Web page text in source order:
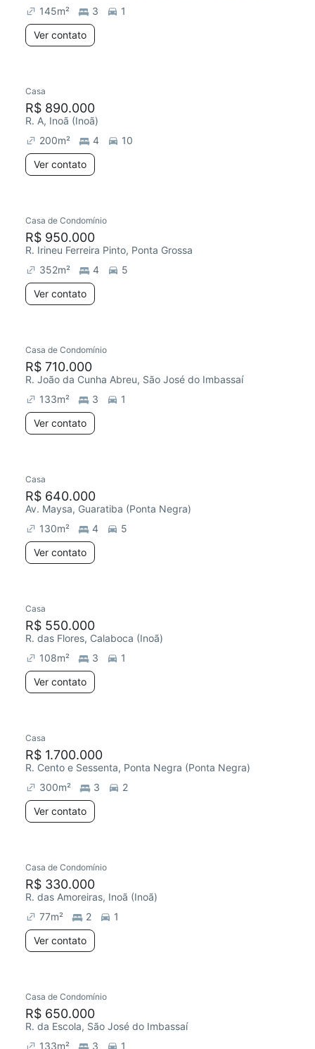
145m² 3
1
Ver contato
Casa
R$ 890.000
R. A, Inoã (Inoã)
200m² 4
10
Ver contato
Casa de Condomínio
R$ 950.000
R. Irineu Ferreira Pinto, Ponta Grossa
352m² 4
5
Ver contato
Casa de Condomínio
R$ 710.000
R. João da Cunha Abreu, São José do Imbassaí
133m² 3
1
Ver contato
Casa
R$ 640.000
Av. Maysa, Guaratiba (Ponta Negra)
130m² 4
5
Ver contato
Casa
R$ 550.000
R. das Flores, Calaboca (Inoã)
108m² 3
1
Ver contato
Casa
R$ 1.700.000
R. Cento e Sessenta, Ponta Negra (Ponta Negra)
300m² 3
2
Ver contato
Casa de Condomínio
R$ 330.000
R. das Amoreiras, Inoã (Inoã)
77m² 2
1
Ver contato
Casa de Condomínio
R$ 650.000
R. da Escola, São José do Imbassaí
133m² 3 1